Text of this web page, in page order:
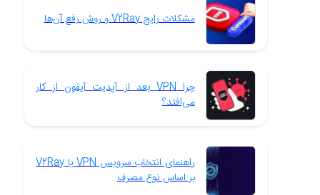
مشکلات رایج V2Ray و روش رفع آن‌ها
چرا VPN بعد از آپدیت آیفون از کار
می‌افتد؟
راهنمای انتخاب سرویس VPN یا V2Ray
بر اساس نوع مصرف